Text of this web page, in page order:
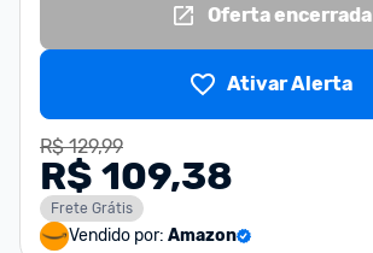
Oferta encerrada
Ativar Alerta
R$ 129,99
R$ 109,38
Frete Grátis
Vendido por: Amazon